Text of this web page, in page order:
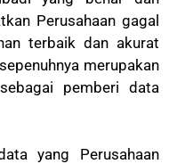
Perusahaan gagal
terbaik dan akurat
merupakan
pemberi data
yang Perusahaan